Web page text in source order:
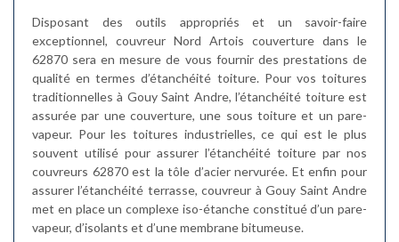
Disposant des outils appropriés et un savoir-faire
exceptionnel, couvreur Nord Artois couverture dans le
62870 sera en mesure de vous fournir des prestations de
qualité en termes d’étanchéité toiture. Pour vos toitures
traditionnelles à Gouy Saint Andre, l’étanchéité toiture est
assurée par une couverture, une sous toiture et un pare-
vapeur. Pour les toitures industrielles, ce qui est le plus
souvent utilisé pour assurer l’étanchéité toiture par nos
couvreurs 62870 est la tôle d’acier nervurée. Et enfin pour
assurer l’étanchéité terrasse, couvreur à Gouy Saint Andre
met en place un complexe iso-étanche constitué d’un pare-
vapeur, d’isolants et d’une membrane bitumeuse.